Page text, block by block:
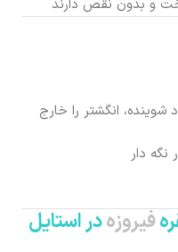
و بدون نقص دارند
انگشتر را خارج
دار
فیروزهدر استایل